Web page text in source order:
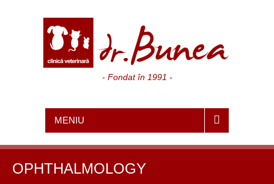
- Fondat în 1991 -
MENIU
OPHTHALMOLOGY